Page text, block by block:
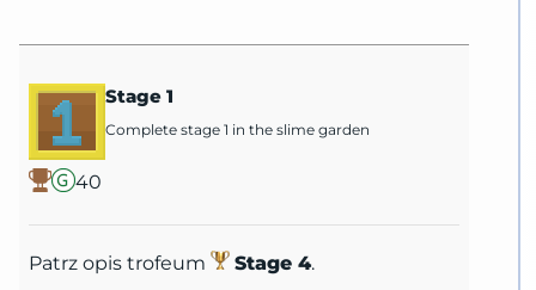
40
Stage 1
Complete stage 1 in the slime garden
Patrz opis trofeum Stage 4.